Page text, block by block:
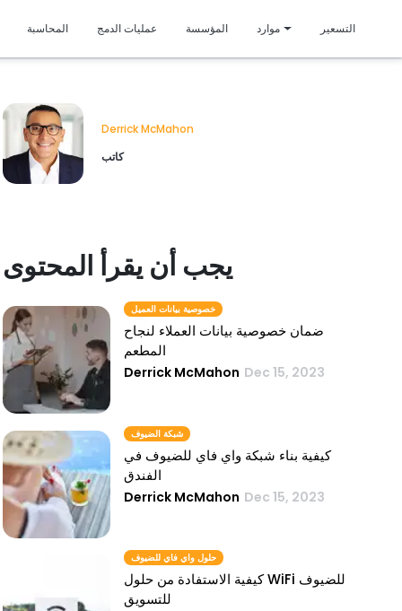
المحاسبة عمليات الدمج المؤسسة موارد التسعير
Derrick McMahon
كاتب
يجب أن يقرأ المحتوى
خصوصية بيانات العميل
ضمان خصوصية بيانات العملاء لنجاح
المطعم
Derrick McMahon Dec 15, 2023
شبكة الضيوف
كيفية بناء شبكة واي فاي للضيوف في
الفندق
Derrick McMahon Dec 15, 2023
حلول واي فاي للضيوف
كيفية الاستفادة من حلول WiFi للضيوف
للتسويق